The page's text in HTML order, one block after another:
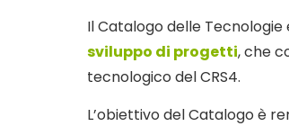
Il Catalogo delle Tecnologie
sviluppo di progetti, che
tecnologico del CRS4.
L’obiettivo del Catalogo è